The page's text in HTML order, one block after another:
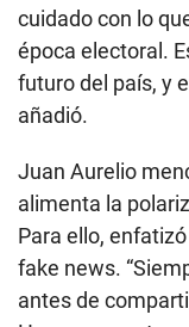
cuidado con lo
época electoral.
futuro del país, y
añadió.
Juan Aurelio
alimenta la
Para ello,
fake news.
antes de